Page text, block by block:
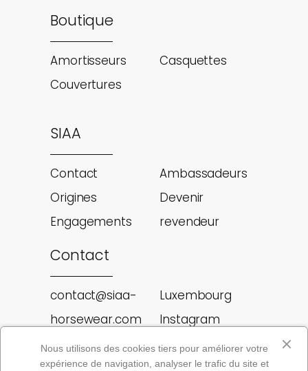
Boutique
Amortisseurs
Couvertures
Casquettes
SIAA
Contact
Origines
Engagements
Ambassadeurs
Devenir
revendeur
Contact
contact@siaa-
horsewear.com
Rue des genets
Luxembourg
Instagram
Facebook
Nous utilisons des cookies tiers pour améliorer votre
expérience de navigation, analyser le trafic du site et